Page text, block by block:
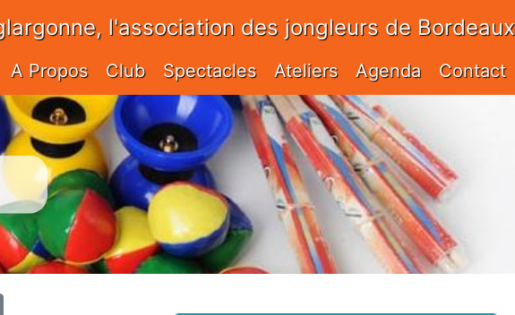
l'association des jongleurs de Bordeaux
A Propos Club Spectacles Ateliers Agenda Contact